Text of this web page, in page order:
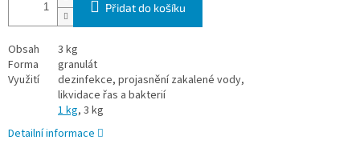
Přidat do košíku
Obsah
3 kg
Forma
granulát
Využití
dezinfekce, projasnění zakalené vody,
likvidace řas a bakterií
1 kg, 3 kg
Detailní informace